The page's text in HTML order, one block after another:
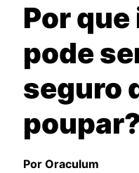
Por
pode
seguro
Por Oraculum